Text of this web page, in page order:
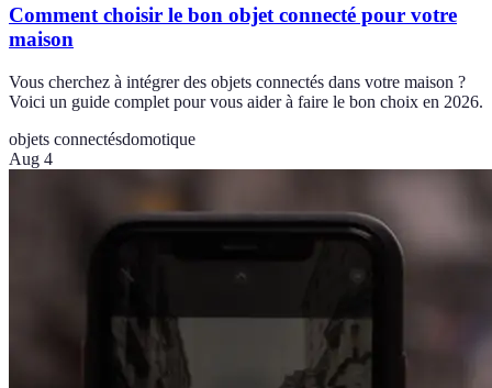
Comment choisir le bon objet connecté pour votre
maison
Vous cherchez à intégrer des objets connectés dans votre maison ?
Voici un guide complet pour vous aider à faire le bon choix en 2026.
objets connectésdomotique
Aug 4